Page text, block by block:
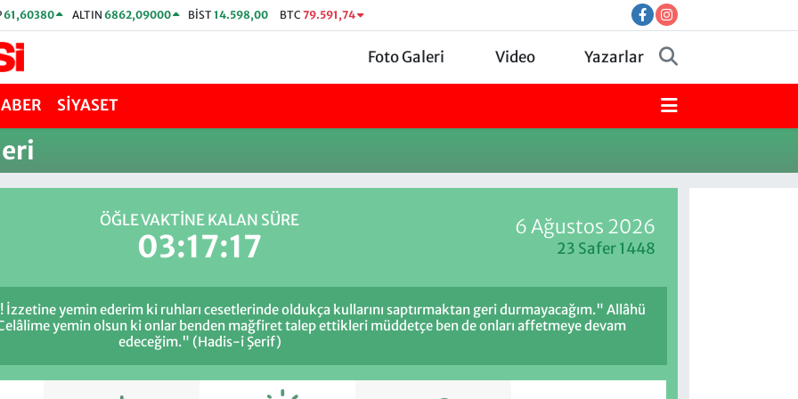
61,60380 ALTIN 6862,09000 BİST14.598,00 BTC 79.591,74
Foto Galeri Video Yazarlar
SİYASET
ÖĞLE VAKTİNE KALAN SÜRE
03:17:17
6 Ağustos 2026
23 Safer 1448
yemin ederim ki ruhları cesetlerinde oldukça kullarını saptırmaktan geri durmayacağım." Allâhü
yemin olsun ki onlar benden mağfiret talep ettikleri müddetçe ben de onları affetmeye devam
edeceğim." (Hadis-i Şerif)